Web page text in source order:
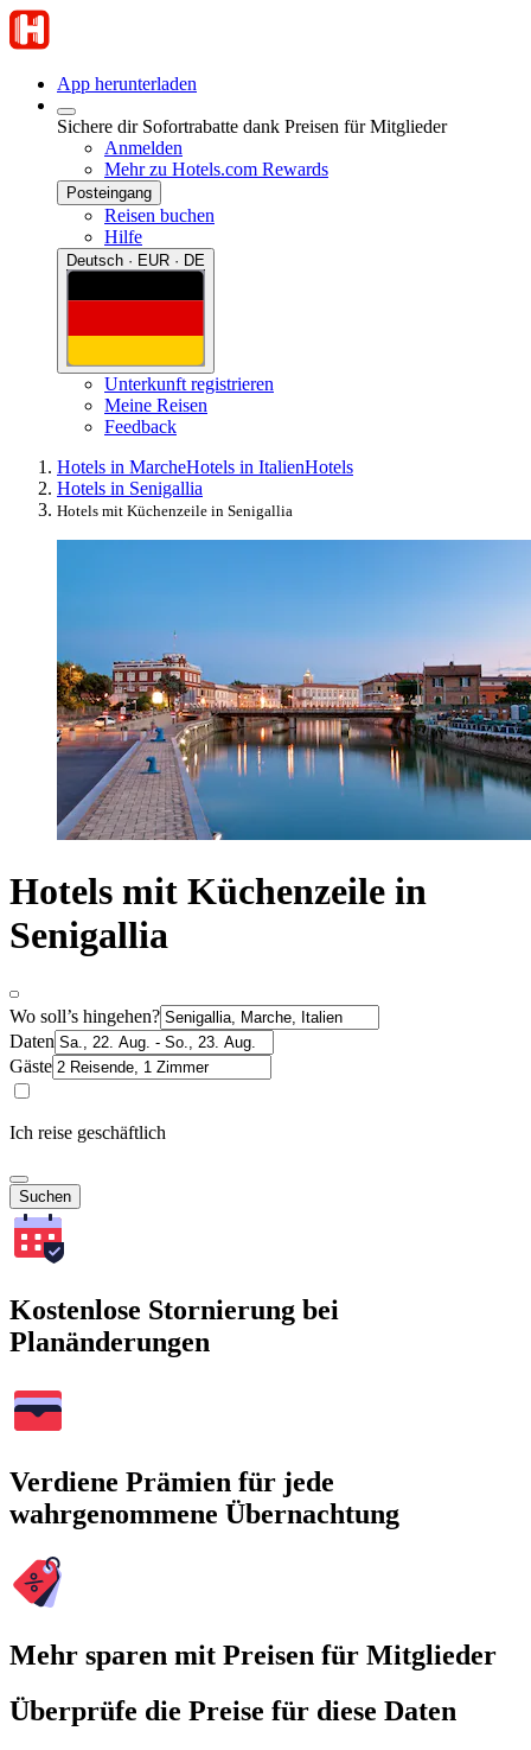
App herunterladen
Sichere dir Sofortrabatte dank Preisen für Mitglieder
Anmelden
Mehr zu Hotels.com Rewards
Posteingang
Reisen buchen
Hilfe
Deutsch · EUR · DE
Unterkunft registrieren
Meine Reisen
Feedback
Hotels in MarcheHotels in ItalienHotels
Hotels in Senigallia
Hotels mit Küchenzeile in Senigallia
Hotels mit Küchenzeile in
Senigallia
Wo soll’s hingehen?
Daten
Gäste
Ich reise geschäftlich
Suchen
Kostenlose Stornierung bei
Planänderungen
Verdiene Prämien für jede
wahrgenommene Übernachtung
Mehr sparen mit Preisen für Mitglieder
Überprüfe die Preise für diese Daten